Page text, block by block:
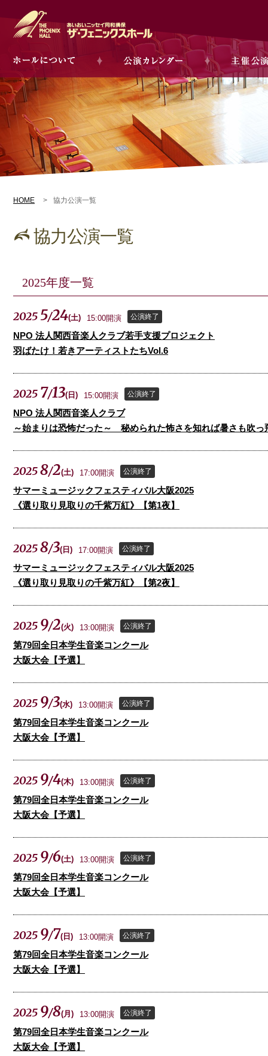
HOME 協力公演一覧
協力公演一覧
2025年度一覧
2025 5/24(土) 15:00開演 公演終了
NPO 法人関西音楽人クラブ若手支援プロジェクト
羽ばたけ！若きアーティストたちVol.6
2025 7/13( 日 ) 15:00開演 公演終了
NPO 法人関西音楽人クラブ
～始まりは恐怖だった～ 秘められた怖さを知れば暑さも吹っ
20258/2(土) 17:00開演 公演終了
サマーミュージックフェスティバル大阪2025
《選り取り見取りの千紫万紅》【第1夜】
20258/3( 日 ) 17:00開演 公演終了
サマーミュージックフェスティバル大阪2025
《選り取り見取りの千紫万紅》【第2夜】
2025 9/2(火) 13:00開演 公演終了
第79回全日本学生音楽コンクール
大阪大会【予選】
2025 9/3(水) 13:00開演 公演終了
第79回全日本学生音楽コンクール
大阪大会【予選】
2025 9/4(木) 13:00開演 公演終了
第79回全日本学生音楽コンクール
大阪大会【予選】
2025 9/6(土) 13:00開演 公演終了
第79回全日本学生音楽コンクール
大阪大会【予選】
2025 9/7( 日 ) 13:00開演 公演終了
第79回全日本学生音楽コンクール
大阪大会【予選】
2025 9/8(月 ) 13:00開演 公演終了
第79回全日本学生音楽コンクール
大阪大会【予選】